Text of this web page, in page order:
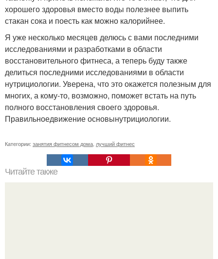
хорошего здоровья вместо воды полезнее выпить
стакан сока и поесть как можно калорийнее.
Я уже несколько месяцев делюсь с вами последними
исследованиями и разработками в области
восстановительного фитнеса, а теперь буду также
делиться последними исследованиями в области
нутрициологии. Уверена, что это окажется полезным для
многих, а кому-то, возможно, поможет встать на путь
полного восстановления своего здоровья.
Правильноедвижение основынутрициологии.
Категории: занятия фитнесом дома лучший фитнес
Читайте также